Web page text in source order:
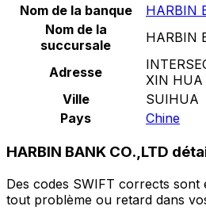
Nom de la banque
HARBIN
Nom de la
succursale
HARBIN
Adresse
XIN HUA
Ville
SUIHUA
Pays
Chine
HARBIN BANK CO.,LTD
Des codes SWIFT corrects sont
tout problème ou retard dans